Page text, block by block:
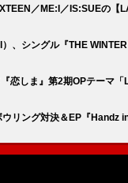
／ME:I／IS:SUEの【
）、シングル『THE
恋しま』第2期OPテーマ
リング対決＆EP『Handz